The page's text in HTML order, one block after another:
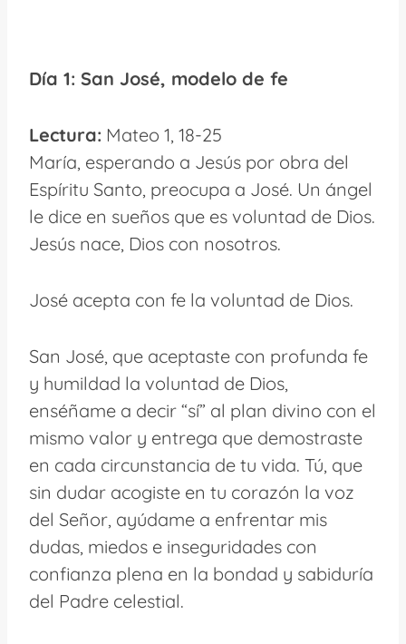
Día 1: San José, modelo de fe
Lectura: Mateo 1, 18-25
María, esperando a Jesús por obra del
Espíritu Santo, preocupa a José. Un ángel
le dice en sueños que es voluntad de Dios.
Jesús nace, Dios con nosotros.
José acepta con fe la voluntad de Dios.
San José, que aceptaste con profunda fe
y humildad la voluntad de Dios,
enséñame a decir “sí” al plan divino con el
mismo valor y entrega que demostraste
en cada circunstancia de tu vida. Tú, que
sin dudar acogiste en tu corazón la voz
del Señor, ayúdame a enfrentar mis
dudas, miedos e inseguridades con
confianza plena en la bondad y sabiduría
del Padre celestial.